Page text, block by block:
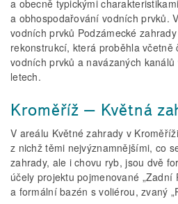
a obecně typickými
a obhospodařování vodních prvků.
vodních prvků Podzámecké
rekonstrukcí, která proběhla
vodních prvků a navázaných
letech.
Kroměříž – Květná
V areálu Květné zahrady v
z nichž těmi nejvýznamnějšími, co
zahrady, ale i chovu ryb, jsou dvě
účely projektu pojmenované „Zadní
a formální bazén s voliérou, zvaný